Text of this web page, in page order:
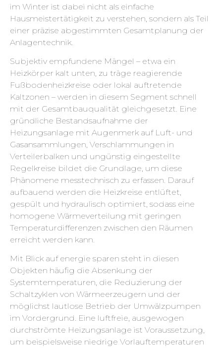
im Winter ist dabei nicht als einfache
Hausmeistertätigkeit zu verstehen, sondern als Teil
einer präzise abgestimmten Gesamtplanung der
Anlagentechnik.
Subjektiv empfundene Mängel – etwa ein
Heizkörper kalt unten, zu träge reagierende
Fußbodenheizkreise oder lokal auftretende
Kaltzonen – werden in diesem Segment schnell
mit der Gesamtbauqualität gleichgesetzt. Eine
gründliche Bestandsaufnahme der
Heizungsanlage mit Augenmerk auf Luft- und
Gasansammlungen, Verschlammungen in
Verteilerbalken und ungünstig eingestellte
Regelkreise bildet die Grundlage, um diese
Phänomene messtechnisch zu erfassen. Darauf
aufbauend werden die Heizkreise entlüftet,
gespült und hydraulisch optimiert, sodass eine
homogene Wärmeverteilung mit geringen
Temperaturdifferenzen zwischen den Räumen
erreicht werden kann.
Mit Blick auf energie sparen steht in diesen
Objekten häufig die Absenkung der
Systemtemperaturen, die Reduzierung der
Schaltzyklen von Wärmeerzeugern und der
möglichst lautlose Betrieb der Umwälzpumpen
im Vordergrund. Eine luftfreie, ausgewogen
durchströmte Heizungsanlage ist Voraussetzung,
um beispielsweise niedrige Vorlauftemperaturen